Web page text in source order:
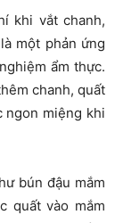
khi vắt chanh,
một phản ứng
ẩm thực.
chanh, quất
ngon miệng khi
bún đậu mắm
quất vào mắm